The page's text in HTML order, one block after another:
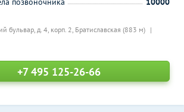
бульвар, д. 4, корп. 2, Братиславская (883 м)
+7 495 125-26-66